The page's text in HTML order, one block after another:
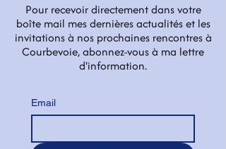
Pour recevoir directement dans votre
boîte mail mes dernières actualités et les
invitations à nos prochaines rencontres à
Courbevoie, abonnez-vous à ma lettre
d'information.
Email